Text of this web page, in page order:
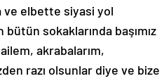
ve elbette siyasi yol
sokaklarında başımız
akrabalarım,
razı olsunlar diye ve bize